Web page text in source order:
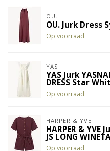
OU.
OU. Jurk Dress
Op voorraad
YAS
YAS Jurk
DRESS Star
Op voorraad
HARPER & YVE
HARPER & YVE
JS LONG
Op voorraad